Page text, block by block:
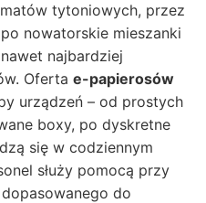
tytoniowych, przez
nowatorskie mieszanki
najbardziej
Oferta e-papierosów
urządzeń – od prostych
boxy, po dyskretne
się w codziennym
służy pomocą przy
do